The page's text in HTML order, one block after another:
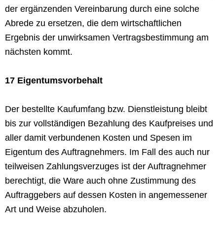
der ergänzenden Vereinbarung durch eine solche
Abrede zu ersetzen, die dem wirtschaftlichen
Ergebnis der unwirksamen Vertragsbestimmung am
nächsten kommt.
17 Eigentumsvorbehalt
Der bestellte Kaufumfang bzw. Dienstleistung bleibt
bis zur vollständigen Bezahlung des Kaufpreises und
aller damit verbundenen Kosten und Spesen im
Eigentum des Auftragnehmers. Im Fall des auch nur
teilweisen Zahlungsverzuges ist der Auftragnehmer
berechtigt, die Ware auch ohne Zustimmung des
Auftraggebers auf dessen Kosten in angemessener
Art und Weise abzuholen.